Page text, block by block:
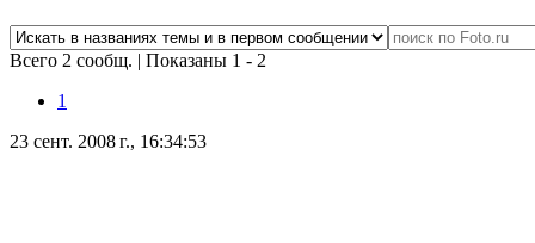
Всего 2 сообщ. | Показаны 1 - 2
1
23 сент. 2008 г., 16:34:53